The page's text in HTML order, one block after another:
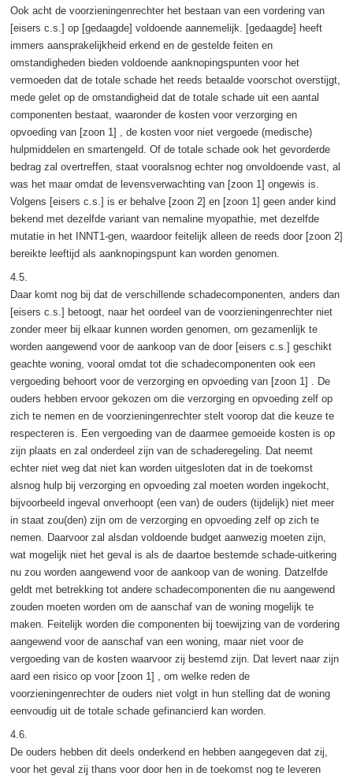
Ook acht de voorzieningenrechter het bestaan van een vordering van
[eisers c.s.] op [gedaagde] voldoende aannemelijk. [gedaagde] heeft
immers aansprakelijkheid erkend en de gestelde feiten en
omstandigheden bieden voldoende aanknopingspunten voor het
vermoeden dat de totale schade het reeds betaalde voorschot overstijgt,
mede gelet op de omstandigheid dat de totale schade uit een aantal
componenten bestaat, waaronder de kosten voor verzorging en
opvoeding van [zoon 1] , de kosten voor niet vergoede (medische)
hulpmiddelen en smartengeld. Of de totale schade ook het gevorderde
bedrag zal overtreffen, staat vooralsnog echter nog onvoldoende vast, al
was het maar omdat de levensverwachting van [zoon 1] ongewis is.
Volgens [eisers c.s.] is er behalve [zoon 2] en [zoon 1] geen ander kind
bekend met dezelfde variant van nemaline myopathie, met dezelfde
mutatie in het INNT1-gen, waardoor feitelijk alleen de reeds door [zoon 2]
bereikte leeftijd als aanknopingspunt kan worden genomen.
4.5.
Daar komt nog bij dat de verschillende schadecomponenten, anders dan
[eisers c.s.] betoogt, naar het oordeel van de voorzieningenrechter niet
zonder meer bij elkaar kunnen worden genomen, om gezamenlijk te
worden aangewend voor de aankoop van de door [eisers c.s.] geschikt
geachte woning, vooral omdat tot die schadecomponenten ook een
vergoeding behoort voor de verzorging en opvoeding van [zoon 1] . De
ouders hebben ervoor gekozen om die verzorging en opvoeding zelf op
zich te nemen en de voorzieningenrechter stelt voorop dat die keuze te
respecteren is. Een vergoeding van de daarmee gemoeide kosten is op
zijn plaats en zal onderdeel zijn van de schaderegeling. Dat neemt
echter niet weg dat niet kan worden uitgesloten dat in de toekomst
alsnog hulp bij verzorging en opvoeding zal moeten worden ingekocht,
bijvoorbeeld ingeval onverhoopt (een van) de ouders (tijdelijk) niet meer
in staat zou(den) zijn om de verzorging en opvoeding zelf op zich te
nemen. Daarvoor zal alsdan voldoende budget aanwezig moeten zijn,
wat mogelijk niet het geval is als de daartoe bestemde schade-uitkering
nu zou worden aangewend voor de aankoop van de woning. Datzelfde
geldt met betrekking tot andere schadecomponenten die nu aangewend
zouden moeten worden om de aanschaf van de woning mogelijk te
maken. Feitelijk worden die componenten bij toewijzing van de vordering
aangewend voor de aanschaf van een woning, maar niet voor de
vergoeding van de kosten waarvoor zij bestemd zijn. Dat levert naar zijn
aard een risico op voor [zoon 1] , om welke reden de
voorzieningenrechter de ouders niet volgt in hun stelling dat de woning
eenvoudig uit de totale schade gefinancierd kan worden.
4.6.
De ouders hebben dit deels onderkend en hebben aangegeven dat zij,
voor het geval zij thans voor door hen in de toekomst nog te leveren